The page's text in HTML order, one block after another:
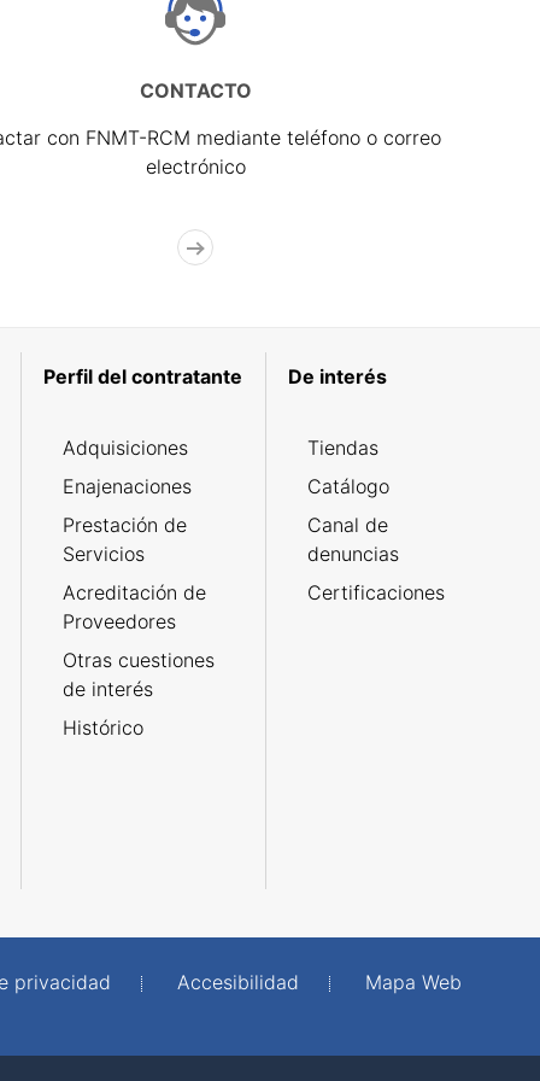
CONTACTO
con FNMT-RCM mediante teléfono o correo
electrónico
Perfil del contratante
Adquisiciones
Enajenaciones
Prestación de
Servicios
Acreditación de
Proveedores
Otras cuestiones
de interés
Histórico
De interés
Tiendas
Catálogo
Canal de
denuncias
Certificaciones
privacidad Accesibilidad
Mapa Web